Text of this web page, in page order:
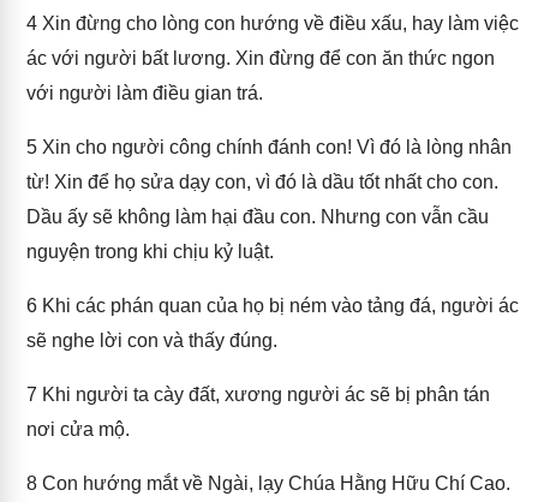
4 Xin đừng cho lòng con hướng về điều xấu, hay làm việc
ác với người bất lương. Xin đừng để con ăn thức ngon
với người làm điều gian trá.
5 Xin cho người công chính đánh con! Vì đó là lòng nhân
từ! Xin để họ sửa dạy con, vì đó là dầu tốt nhất cho con.
Dầu ấy sẽ không làm hại đầu con. Nhưng con vẫn cầu
nguyện trong khi chịu kỷ luật.
6 Khi các phán quan của họ bị ném vào tảng đá, người ác
sẽ nghe lời con và thấy đúng.
7 Khi người ta cày đất, xương người ác sẽ bị phân tán
nơi cửa mộ.
8 Con hướng mắt về Ngài, lạy Chúa Hằng Hữu Chí Cao.